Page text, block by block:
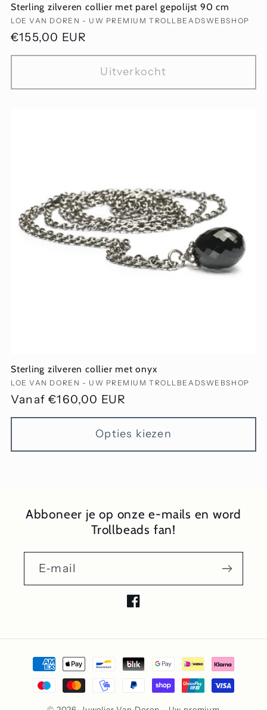
Sterling zilveren collier met parel gepolijst 90 cm
Verkoper:
LOE VAN DOREN - UW PREMIUM TROLLBEADSWEBSHOP
Normale
prijs
€155,00 EUR
Uitverkocht
Sterling zilveren collier met onyx
Verkoper:
LOE VAN DOREN - UW PREMIUM TROLLBEADSWEBSHOP
Normale
prijs
Vanaf €160,00 EUR
Opties kiezen
Abboneer je op onze e-mails en word
Trollbeads fan!
E‑mail
Facebook
Betaalmethoden